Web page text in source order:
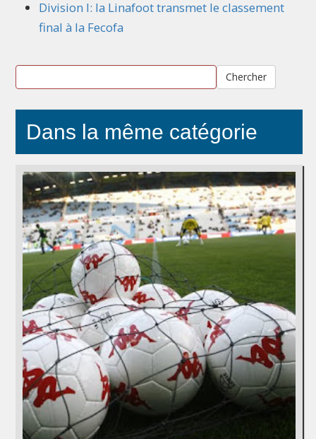
Division I: la Linafoot transmet le classement
final à la Fecofa
Chercher
Dans la même catégorie